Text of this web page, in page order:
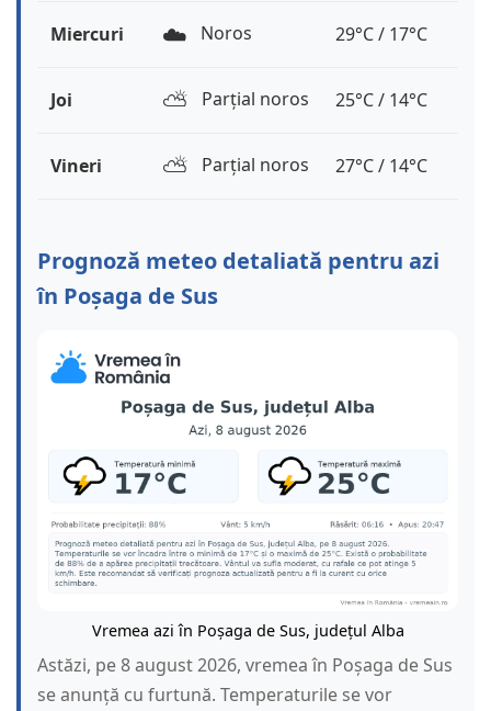
Miercuri ☁️ Noros 29°C / 17°C
Joi ⛅️ Parțial noros 25°C / 14°C
Vineri ⛅️ Parțial noros 27°C / 14°C
Prognoză meteo detaliată pentru azi
în Poșaga de Sus
Vremea azi în Poșaga de Sus, județul Alba
Astăzi, pe 8 august 2026, vremea în Poșaga de Sus
se anunță cu furtună. Temperaturile se vor